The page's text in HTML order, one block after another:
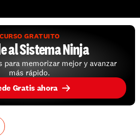
CURSO GRATUITO
al Sistema Ninja
para memorizar mejor y avanzar
más rápido.
Gratis ahora